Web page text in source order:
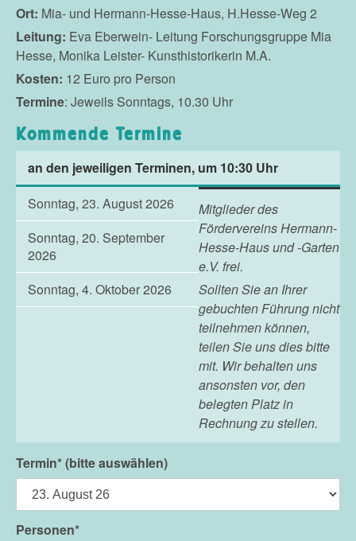
Ort: Mia- und Hermann-Hesse-Haus, H.Hesse-Weg 2
Leitung: Eva Eberwein- Leitung Forschungsgruppe Mia
Hesse, Monika Leister- Kunsthistorikerin M.A.
Kosten: 12 Euro pro Person
Termine: Jeweils Sonntags, 10.30 Uhr
Kommende Termine
an den jeweiligen Terminen, um 10:30 Uhr
Sonntag, 23. August 2026
Sonntag, 20. September
2026
Sonntag, 4. Oktober 2026
Mitglieder des
Fördervereins Hermann-
Hesse-Haus und -Garten
e.V. frei.
Sollten Sie an Ihrer
gebuchten Führung nicht
teilnehmen können,
teilen Sie uns dies bitte
mit. Wir behalten uns
ansonsten vor, den
belegten Platz in
Rechnung zu stellen.
Termin* (bitte auswählen)
Personen*